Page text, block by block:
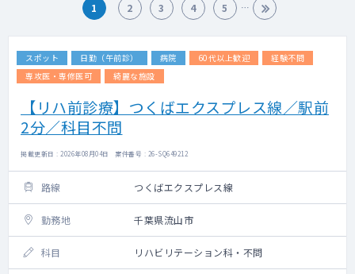
1 2 3 4 5
スポット 日勤（午前診） 病院 60代以上歓迎
経験不問
専攻医・専修医可
綺麗な施設
【リハ前診療】つくばエクスプレス線／駅前
2分／科目不問
掲載更新日 : 2026年08月04日 案件番号 : 26-SQ649212
路線 つくばエクスプレス線
勤務地 千葉県流山市
科目 リハビリテーション科・不問